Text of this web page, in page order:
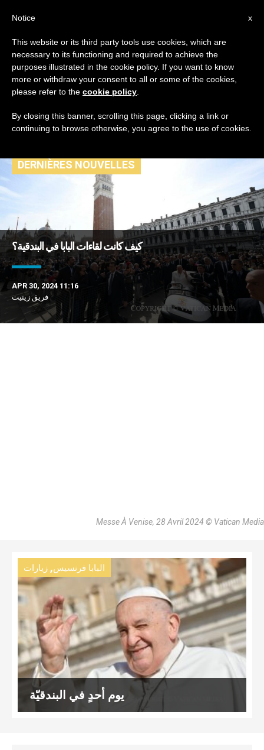
TAG
Posts Tagged ‘القدّيس
مرقس’
DERNIÈRES NOUVELLES
كيف كانت لقاءات البابا في البندقية؟
APR 30, 2024 11:16
فريق زينيت
Messe À Venise, 28 Avril 2024 © Vatican Media
البابا فرنسيس, زيارات
يوم أحدٍ في البندقيّة
x
Notice
This website or its third party tools use cookies, which are
necessary to its functioning and required to achieve the
purposes illustrated in the cookie policy. If you want to know
more or withdraw your consent to all or some of the cookies,
please refer to the cookie policy
By closing this banner, scrolling this page, clicking a link or
continuing to browse otherwise, you agree to the use of cookies.